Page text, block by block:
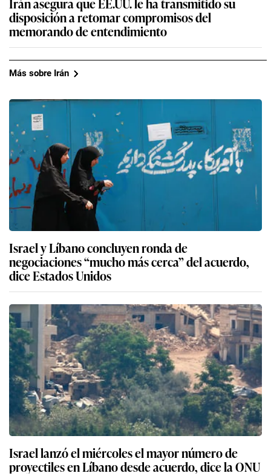
disposición a retomar compromisos del
memorando de entendimiento
Más sobre Irán
Israel y Líbano concluyen ronda de
negociaciones “mucho más cerca” del acuerdo,
dice Estados Unidos
Israel lanzó el miércoles el mayor número de
proyectiles en Líbano desde acuerdo, dice la ONU